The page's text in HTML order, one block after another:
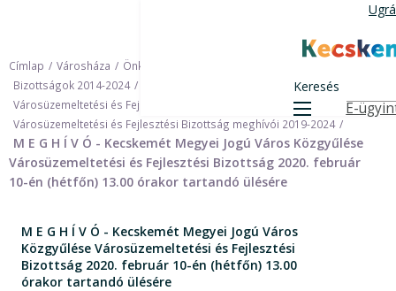
Keresés
Menü Felső
E-
Címlap Városháza Önkormányzat
Bizottságok 2014-2024
Városüzemeltetési és Fejlesztési Bizottság 2019-2024
Városüzemeltetési és Fejlesztési Bizottság meghívói 2019-2024
M E G H Í V Ó - Kecskemét Megyei Jogú Város Közgyűlése
Városüzemeltetési és Fejlesztési Bizottság 2020. február
10-én (hétfőn) 13.00 órakor tartandó ülésére
M E G H Í V Ó - Kecskemét Megyei Jogú Város
Közgyűlése Városüzemeltetési és Fejlesztési
Bizottság 2020. február 10-én (hétfőn) 13.00
órakor tartandó ülésére